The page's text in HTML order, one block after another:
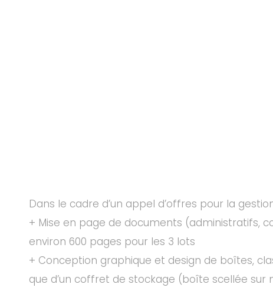
Dans le cadre d’un appel d’offres pour la
+ Mise en page de documents (administratifs,
environ 600 pages pour les 3 lots
+ Conception graphique et design de boîtes,
que d’un coffret de stockage (boîte scellée sur